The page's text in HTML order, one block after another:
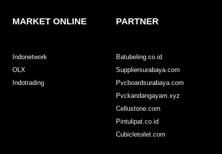
MARKET ONLINE
Indonetwork
OLX
Indotrading
PARTNER
Batubeling.co.id
Suppliersurabaya.com
Pvcboardsurabaya.com
Pvckandangayam.xyz
Cellustone.com
Pintulipat.co.id
Cubicletoilet.com